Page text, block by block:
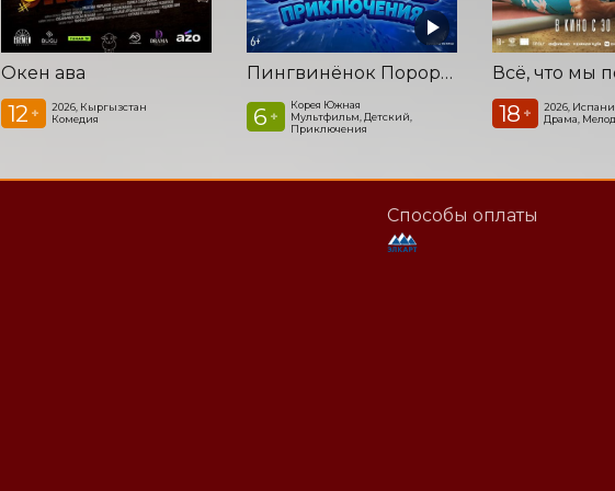
Окен ава
12 +
2026, Кыргызстан
Комедия
Пингвинёнок Пороро. Подводные приключения
6 +
Корея Южная
Мультфильм, Детский,
Приключения
Всё, что мы
18 +
2026,
Драма,
Способы оплаты